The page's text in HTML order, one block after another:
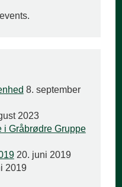
8. september
2023
i Gråbrødre Gruppe
20. juni 2019
2019